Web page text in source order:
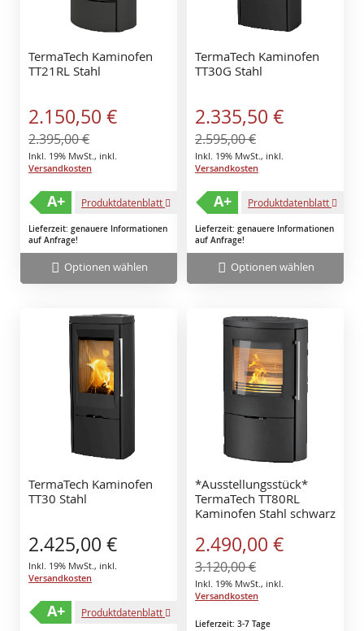
TermaTech Kaminofen
TT21RL Stahl
Sonderangebot
2.150,50 €
2.395,00 €
Inkl. 19% MwSt., inkl.
Versandkosten
Produktdatenblatt
A+
Lieferzeit: genauere Informationen
auf Anfrage!
Optionen wählen
TermaTech Kaminofen
TT30G Stahl
Sonderangebot
2.335,50 €
2.595,00 €
Inkl. 19% MwSt., inkl.
Versandkosten
Produktdatenblatt
A+
Lieferzeit: genauere Informationen
auf Anfrage!
Optionen wählen
TermaTech Kaminofen
TT30 Stahl
2.425,00 €
Inkl. 19% MwSt., inkl.
Versandkosten
Produktdatenblatt
A+
*Ausstellungsstück*
TermaTech TT80RL
Kaminofen Stahl schwarz
Sonderangebot
2.490,00 €
3.120,00 €
Inkl. 19% MwSt., inkl.
Versandkosten
Lieferzeit: 3-7 Tage